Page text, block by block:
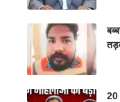
20